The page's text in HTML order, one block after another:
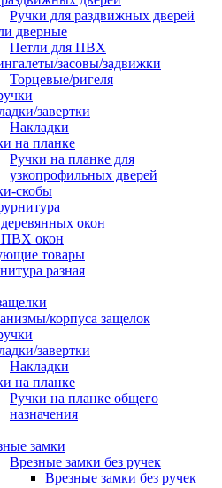
Ручки для раздвижных дверей
дверные
Петли для ПВХ
засовы/задвижки
Торцевые/ригеля
завертки
Накладки
на планке
Ручки на планке для
узкопрофильных дверей
скобы
окон
ПВХ окон
товары
разная
корпуса защелок
завертки
Накладки
на планке
Ручки на планке общего
назначения
замки
Врезные замки без ручек
Врезные замки без ручек